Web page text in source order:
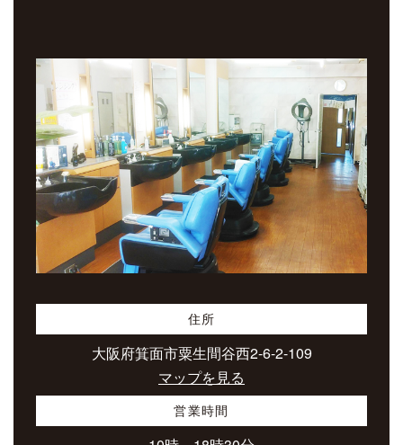
住所
大阪府箕面市粟生間谷西2-6-2-109
マップを見る
営業時間